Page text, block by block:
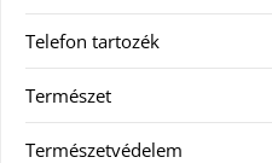
Telefon tartozék
Természet
Természetvédelem